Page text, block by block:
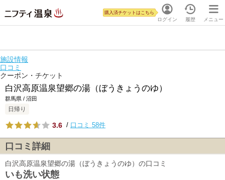
ログイン
購入済チケットはこちら
履歴 メニュー
施設情報
口コミ
クーポン・チケット
白沢高原温泉望郷の湯（ぼうきょうのゆ）
群馬県 / 沼田
日帰り
3.6 / 口コミ 58件
口コミ詳細
白沢高原温泉望郷の湯（ぼうきょうのゆ）の口コミ
いも洗い状態